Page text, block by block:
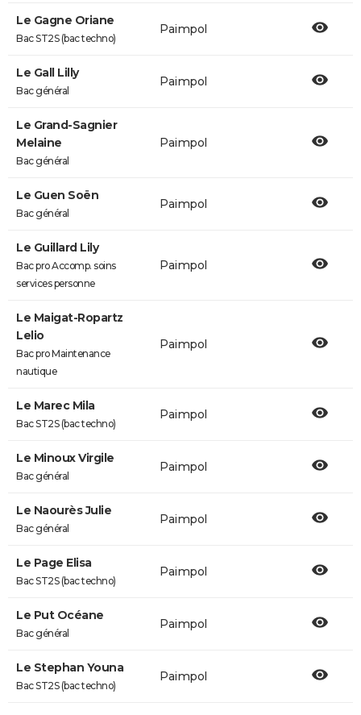
Le Gagne Oriane
Bac ST2S (bac techno)
Paimpol
Le Gall Lilly
Bac général
Paimpol
Le Grand-Sagnier
Melaine
Bac général
Paimpol
Le Guen Soën
Bac général
Paimpol
Le Guillard Lily
Bac pro Accomp. soins
services personne
Paimpol
Le Maigat-Ropartz
Lelio
Bac pro Maintenance
nautique
Paimpol
Le Marec Mila
Bac ST2S (bac techno)
Paimpol
Le Minoux Virgile
Bac général
Paimpol
Le Naourès Julie
Bac général
Paimpol
Le Page Elisa
Bac ST2S (bac techno)
Paimpol
Le Put Océane
Bac général
Paimpol
Le Stephan Youna
Bac ST2S (bac techno)
Paimpol